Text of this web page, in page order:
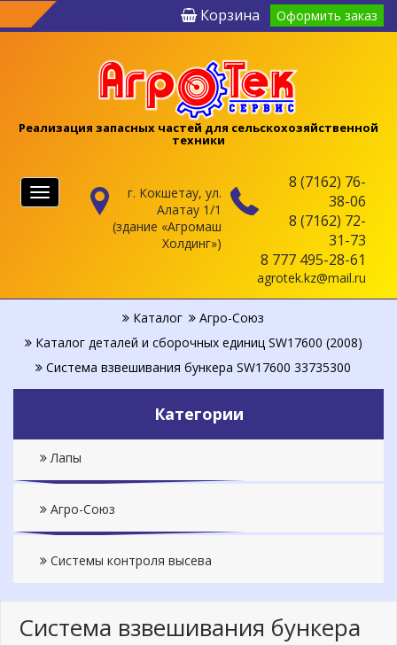
Корзина Оформить заказ
Реализация запасных частей для сельскохозяйственной
техники
8 (7162) 76-
38-06
8 (7162) 72-
31-73
8 777 495-28-61
agrotek.kz@mail.ru
г. Кокшетау, ул.
Алатау 1/1
(здание «Агромаш
Холдинг»)
Меню
Каталог
Агро-Союз
Каталог деталей и сборочных единиц SW17600 (2008)
Система взвешивания бункера SW17600 33735300
Категории
Лапы
Агро-Союз
Системы контроля высева
Система взвешивания бункера